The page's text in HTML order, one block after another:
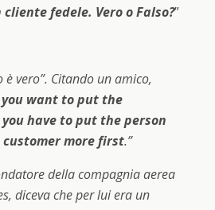
fedele. Vero o Falso?”
è vero”. Citando un amico,
want to put the
have to put the person
customer more first.”
della compagnia aerea
diceva che per lui era un